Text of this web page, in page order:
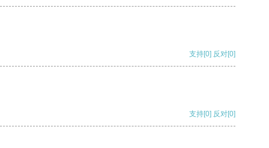
支持[0] 反对[0]
支持[0] 反对[0]